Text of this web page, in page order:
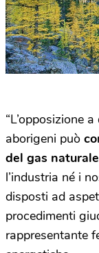
“L’opposizione
aborigeni può
del gas naturale
l’industria né i
disposti ad
procedimenti
rappresentante